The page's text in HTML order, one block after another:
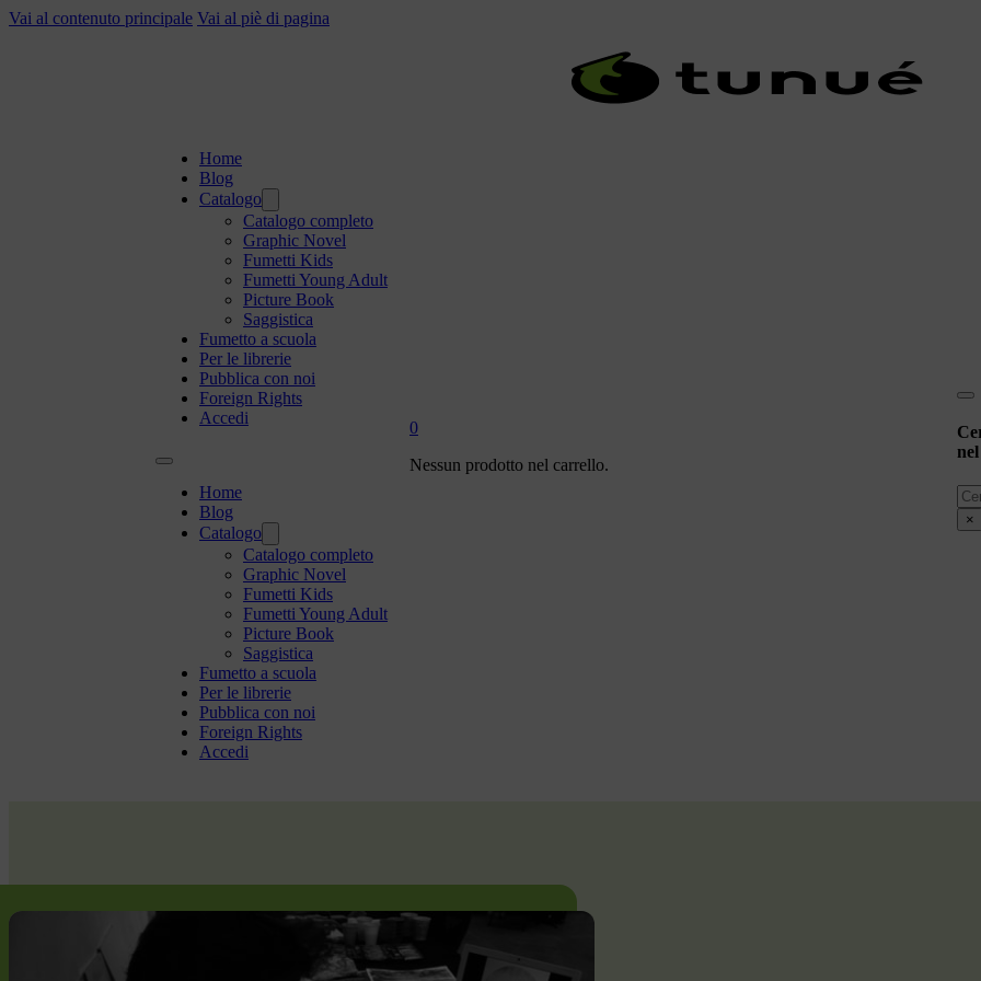
Vai al contenuto principale Vai al piè di pagina
Home
Blog
Catalogo
Catalogo completo
Graphic Novel
Fumetti Kids
Fumetti Young Adult
Picture Book
Saggistica
Fumetto a scuola
Per le librerie
Pubblica con noi
Foreign Rights
Accedi
Home
Blog
Catalogo
Catalogo completo
Graphic Novel
Fumetti Kids
Fumetti Young Adult
Picture Book
Saggistica
Fumetto a scuola
Per le librerie
Pubblica con noi
Foreign Rights
Accedi
0
Nessun prodotto nel carrello.
×